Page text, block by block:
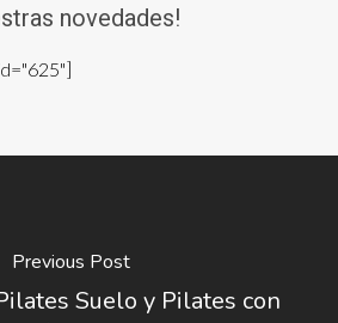
novedades!
Previous Post
Suelo y Pilates con